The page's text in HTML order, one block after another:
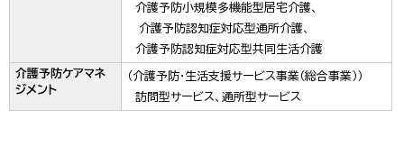
介護予防小規模多機能型居宅介護、
介護予防認知症対応型通所介護、
介護予防認知症対応型共同生活介護
介護予防ケアマネ
ジメント
（介護予防・生活支援サービス事業（総合事業））
訪問型サービス、通所型サービス